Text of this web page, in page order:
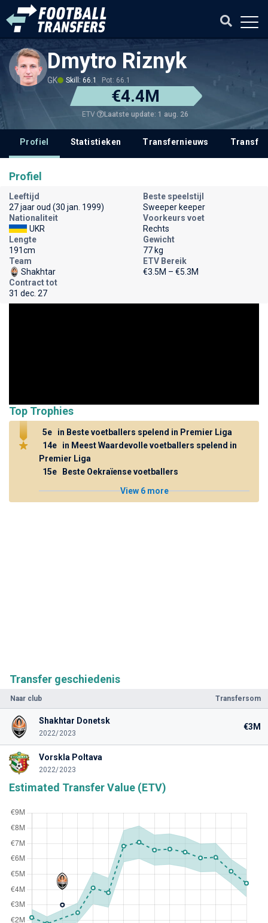
Dmytro Riznyk
GK Skill: 66.1 Pot: 66.1
€4.4M
ETV Laatste update: 1 aug. 26
Profiel Statistieken Transfernieuws
Transfer geschiedenis
Naar club Transfersom
Shakhtar Donetsk
2022/2023
€3M
Vorskla Poltava
2022/2023
Estimated Transfer Value (ETV)
Profiel
Leeftijd
27 jaar oud (30 jan. 1999)
Beste speelstijl
Sweeper keeper
Nationaliteit
UKR
Voorkeurs voet
Rechts
Lengte
191cm
Gewicht
77 kg
Team
Shakhtar
ETV Bereik
€3.5M – €5.3M
Contract tot
31 dec. 27
Top Trophies
5e
in Beste voetballers spelend in Premier Liga
14e
in Meest Waardevolle voetballers spelend in
Premier Liga
15e
Beste Oekraïense voetballers
View 6 more